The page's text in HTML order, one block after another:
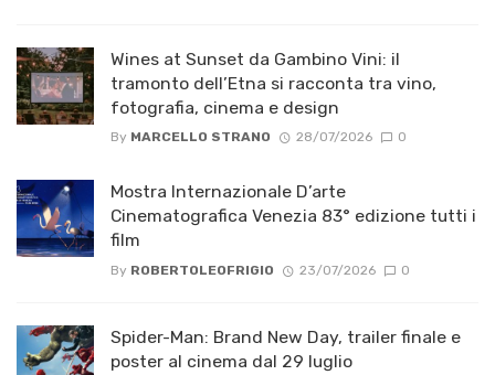
Wines at Sunset da Gambino Vini: il
tramonto dell’Etna si racconta tra vino,
fotografia, cinema e design
By MARCELLO STRANO 28/07/2026 0
Mostra Internazionale D’arte
Cinematografica Venezia 83° edizione tutti i
film
By ROBERTOLEOFRIGIO 23/07/2026 0
Spider-Man: Brand New Day, trailer finale e
poster al cinema dal 29 luglio